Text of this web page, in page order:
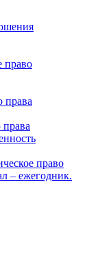
право
права
право
– ежегодник.